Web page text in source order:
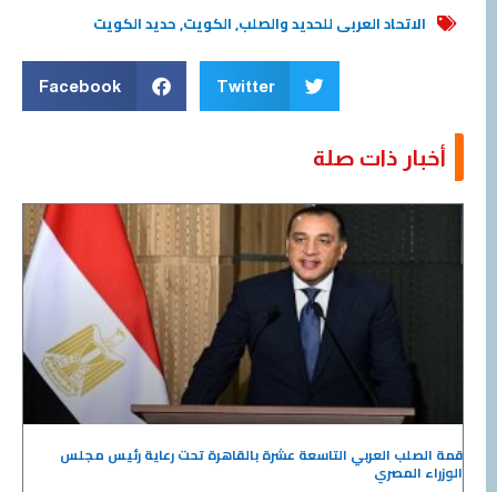
الاتحاد العربى للحديد والصلب,الكويت,حديد الكويت
Twitter
Facebook
أخبار ذات صلة
قمة الصلب العربي التاسعة عشرة بالقاهرة تحت رعاية رئيس مجلس
الوزراء المصري